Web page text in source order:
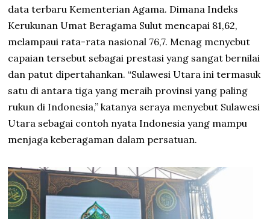
data terbaru Kementerian Agama. Dimana Indeks
Kerukunan Umat Beragama Sulut mencapai 81,62,
melampaui rata-rata nasional 76,7. Menag menyebut
capaian tersebut sebagai prestasi yang sangat bernilai
dan patut dipertahankan. “Sulawesi Utara ini termasuk
satu di antara tiga yang meraih provinsi yang paling
rukun di Indonesia,” katanya seraya menyebut Sulawesi
Utara sebagai contoh nyata Indonesia yang mampu
menjaga keberagaman dalam persatuan.